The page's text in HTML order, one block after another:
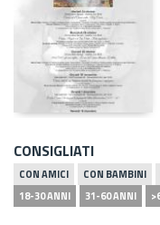
CONSIGLIATI
CON AMICI CON BAMBINI
18-30 ANNI
31-60 ANNI